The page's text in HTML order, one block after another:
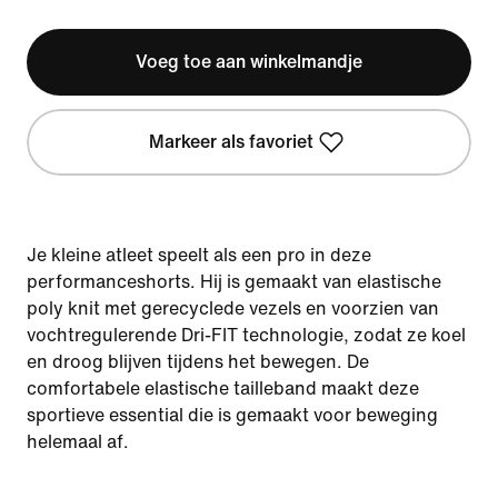
Voeg toe aan winkelmandje
Markeer als favoriet
Je kleine atleet speelt als een pro in deze
performanceshorts. Hij is gemaakt van elastische
poly knit met gerecyclede vezels en voorzien van
vochtregulerende Dri-FIT technologie, zodat ze koel
en droog blijven tijdens het bewegen. De
comfortabele elastische tailleband maakt deze
sportieve essential die is gemaakt voor beweging
helemaal af.